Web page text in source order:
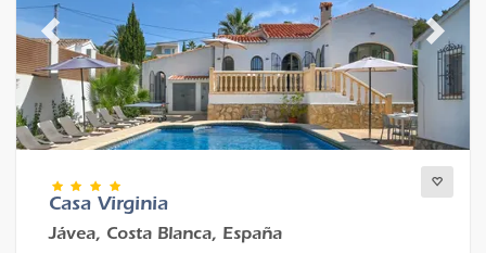
Previous Next
Casa Virginia
Jávea, Costa Blanca, España